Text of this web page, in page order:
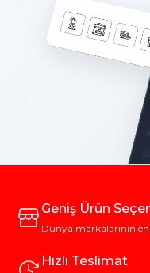
Geniş Ürün
Dünya markalarının
Hızlı Teslimat